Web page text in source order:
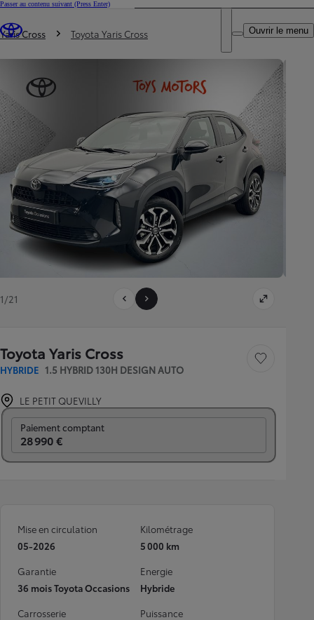
Passer au contenu suivant (Press Enter)
Trouvez un partenaire Toyota
DEALER NAME
Ouvrir le menu
Vous êtes ici
Yaris Cross Toyota Yaris Cross
1/21
Toyota Yaris Cross
HYBRIDE 1.5 HYBRID 130H DESIGN AUTO
Sauvegarder le
LE PETIT QUEVILLY
Paiement comptant
28 990 €
Mise en circulation
05-2026
Kilométrage
5 000 km
Garantie
36 mois Toyota Occasions
Energie
Hybride
Carrosserie
Puissance